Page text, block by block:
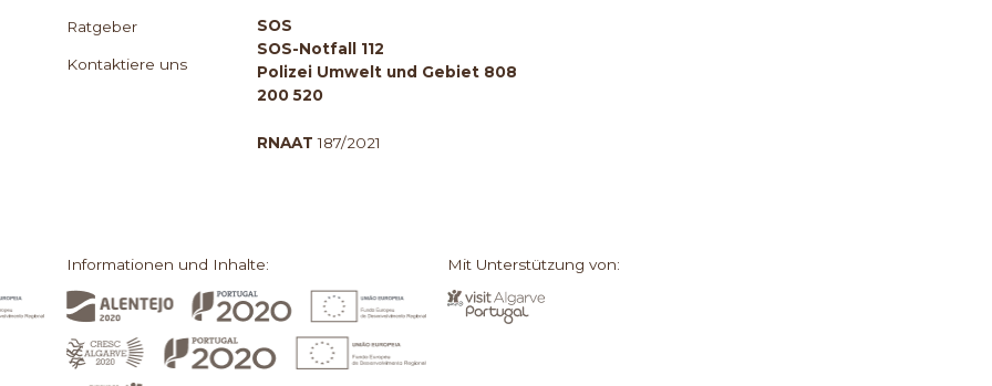
Ratgeber
Kontaktiere uns
SOS
SOS-Notfall 112
Polizei Umwelt und Gebiet 808
200 520
RNAAT 187/2021
Informationen und Inhalte: Mit Unterstützung von: